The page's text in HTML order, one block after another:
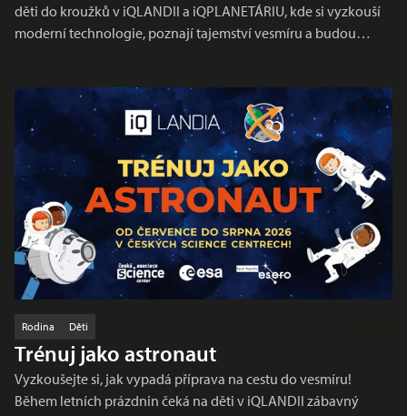
děti do kroužků v iQLANDII a iQPLANETÁRIU, kde si vyzkouší
moderní technologie, poznají tajemství vesmíru a budou…
Rodina Děti
Trénuj jako astronaut
Vyzkoušejte si, jak vypadá příprava na cestu do vesmíru!
Během letních prázdnin čeká na děti v iQLANDII zábavný